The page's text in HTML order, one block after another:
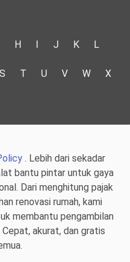
H I J K L
S T U V W X
. Lebih dari sekadar
bantu pintar untuk gaya
Dari menghitung pajak
renovasi rumah, kami
membantu pengambilan
akurat, dan gratis